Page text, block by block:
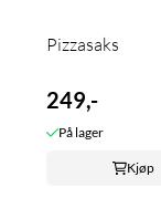
Pizzasaks
249,-
På lager
Kjøp